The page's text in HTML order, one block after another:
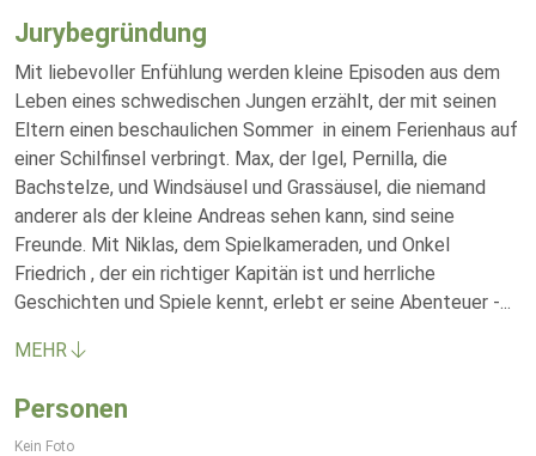
Jurybegründung
Mit liebevoller Enfühlung werden kleine Episoden aus dem
Leben eines schwedischen Jungen erzählt, der mit seinen
Eltern einen beschaulichen Sommer in einem Ferienhaus auf
einer Schilfinsel verbringt. Max, der Igel, Pernilla, die
Bachstelze, und Windsäusel und Grassäusel, die niemand
anderer als der kleine Andreas sehen kann, sind seine
Freunde. Mit Niklas, dem Spielkameraden, und Onkel
Friedrich , der ein richtiger Kapitän ist und herrliche
Geschichten und Spiele kennt, erlebt er seine Abenteuer -...
MEHR
Personen
Kein Foto